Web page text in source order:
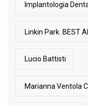
Implantologia
Linkin Park. BEST
Lucio Battisti
Marianna Ventola